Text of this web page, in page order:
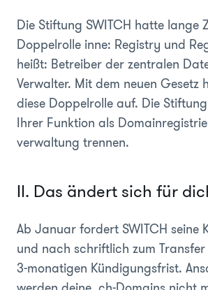
Die Stiftung SWITCH hatte lange
Doppelrolle inne: Registry und
heißt: Betreiber der zentralen
Verwalter. Mit dem neuen Gesetz
diese Doppelrolle auf. Die
Ihrer Funktion als
verwaltung trennen.
II. Das ändert sich für
Ab Januar fordert SWITCH seine
und nach schriftlich zum
3-monatigen Kündigungsfrist.